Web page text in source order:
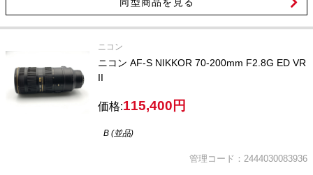
ニコン
ニコン AF-S NIKKOR 70-200mm F2.8G ED VR
II
価格:115,400円
B (並品)
管理コード：2444030083936